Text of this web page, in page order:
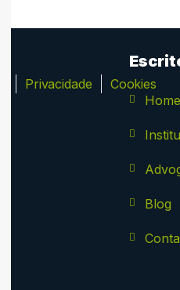
Privacidade Cookies
Home
Blog